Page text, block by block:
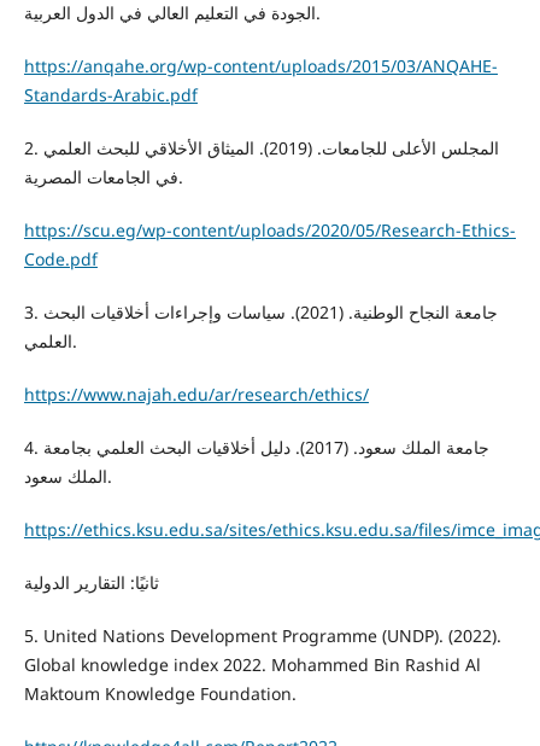
الجودة في التعليم العالي في الدول العربية.
https://anqahe.org/wp-content/uploads/2015/03/ANQAHE-
Standards-Arabic.pdf
2. المجلس الأعلى للجامعات. (2019). الميثاق الأخلاقي للبحث العلمي
في الجامعات المصرية.
https://scu.eg/wp-content/uploads/2020/05/Research-Ethics-
Code.pdf
3. جامعة النجاح الوطنية. (2021). سياسات وإجراءات أخلاقيات البحث
العلمي.
https://www.najah.edu/ar/research/ethics/
4. جامعة الملك سعود. (2017). دليل أخلاقيات البحث العلمي بجامعة
الملك سعود.
https://ethics.ksu.edu.sa/sites/ethics.ksu.edu.sa/files/
ثانيًا: التقارير الدولية
5. United Nations Development Programme (UNDP). (2022).
Global knowledge index 2022. Mohammed Bin Rashid Al
Maktoum Knowledge Foundation.